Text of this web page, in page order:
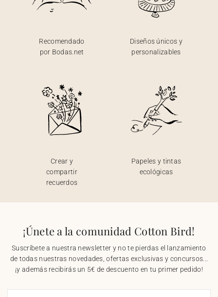
Recomendado
por Bodas.net
Diseños únicos y
personalizables
Crear y
compartir
recuerdos
Papeles y tintas
ecológicas
¡Únete a la comunidad Cotton Bird!
Suscríbete a nuestra newsletter y no te pierdas el lanzamiento
de todas nuestras novedades, ofertas exclusivas y concursos...
¡y además recibirás un 5€ de descuento en tu primer pedido!